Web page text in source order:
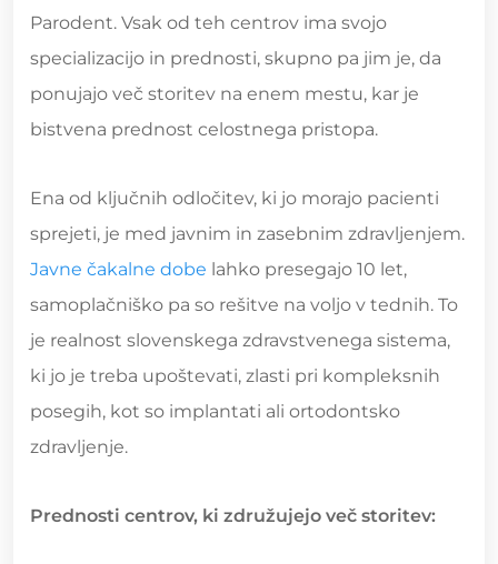
Parodent. Vsak od teh centrov ima svojo
specializacijo in prednosti, skupno pa jim je, da
ponujajo več storitev na enem mestu, kar je
bistvena prednost celostnega pristopa.
Ena od ključnih odločitev, ki jo morajo pacienti
sprejeti, je med javnim in zasebnim zdravljenjem.
Javne čakalne dobe lahko presegajo 10 let,
samoplačniško pa so rešitve na voljo v tednih. To
je realnost slovenskega zdravstvenega sistema,
ki jo je treba upoštevati, zlasti pri kompleksnih
posegih, kot so implantati ali ortodontsko
zdravljenje.
Prednosti centrov, ki združujejo več storitev: